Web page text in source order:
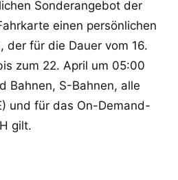
Sonderangebot der
einen persönlichen
der für die Dauer vom 16.
zum 22. April um 05:00
Bahnen, S-Bahnen, alle
und für das On-Demand-
gilt.